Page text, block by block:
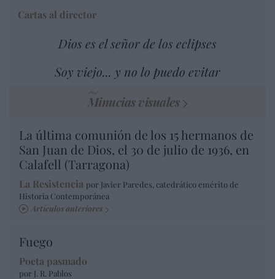
Cartas al director
Dios es el señor de los eclipses
Soy viejo... y no lo puedo evitar
Minucias visuales
La última comunión de los 15 hermanos de
San Juan de Dios, el 30 de julio de 1936, en
Calafell (Tarragona)
La Resistencia por Javier Paredes, catedrático emérito de
Historia Contemporánea
Artículos anteriores
Fuego
Poeta pasmado
por J. R. Pablos